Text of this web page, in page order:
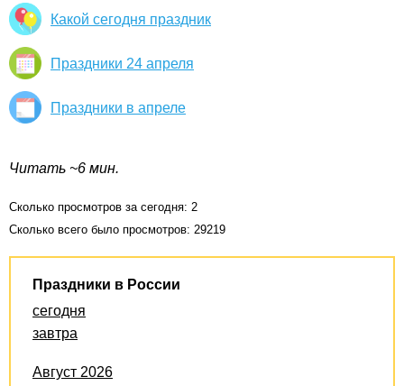
Какой сегодня праздник
Праздники 24 апреля
Праздники в апреле
Читать ~6 мин.
Сколько просмотров за сегодня: 2
Сколько всего было просмотров: 29219
Праздники в России
сегодня
завтра
Август 2026